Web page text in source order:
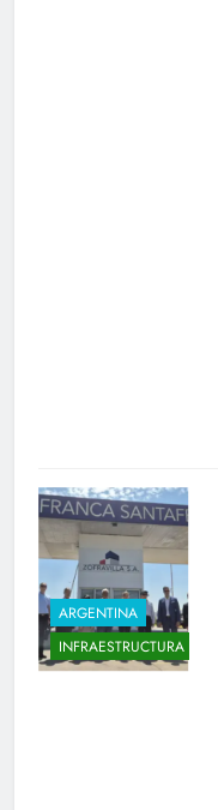
ARGENTINA
INFRAESTRUCTURA